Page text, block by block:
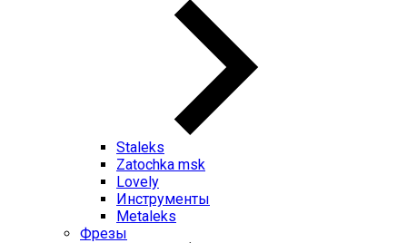
Staleks
Zatochka msk
Lovely
Инструменты
Metaleks
Фрезы